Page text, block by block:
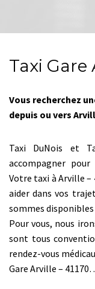
Taxi Gare
Vous recherchez
depuis ou vers
Taxi DuNois et
accompagner
Votre taxi à Arville –
aider dans vos
sommes
Pour vous, nous
sont tous
rendez-vous
Gare Arville –